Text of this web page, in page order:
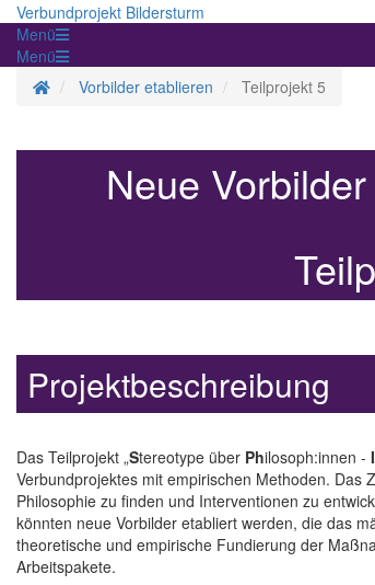
Verbundprojekt Bildersturm
Menü
Menü
Startseite
Vorbilder etablieren Teilprojekt 5
Neue
Projektbeschreibung
Das Teilprojekt „Stereotype über Philosoph:innen - I
Verbundprojektes mit empirischen Methoden. Das
Philosophie zu finden und Interventionen zu
könnten neue Vorbilder etabliert werden, die das
theoretische und empirische Fundierung der
Arbeitspakete.